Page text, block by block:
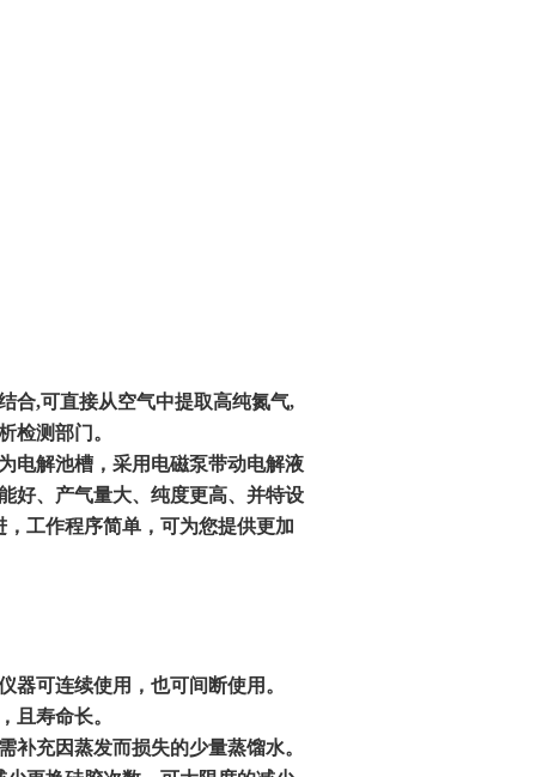
合,可直接从空气中提取高纯氮气,
检测部门。
电解池槽，采用电磁泵带动电解液
好、产气量大、纯度更高、并特设
工作程序简单，可为您提供更加
器可连续使用，也可间断使用。
且寿命长。
补充因蒸发而损失的少量蒸馏水。